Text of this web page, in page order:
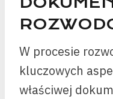
W procesie
kluczowych
właściwej